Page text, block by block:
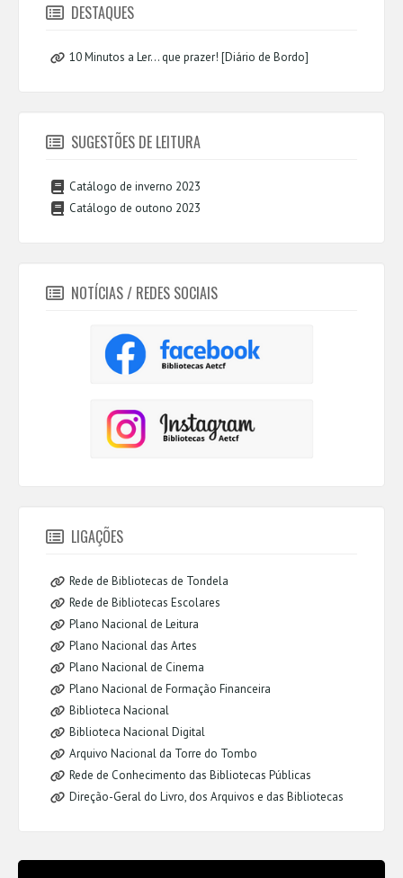
DESTAQUES
10 Minutos a Ler... que prazer! [Diário de Bordo]
SUGESTÕES DE LEITURA
Catálogo de inverno 2023
Catálogo de outono 2023
NOTÍCIAS / REDES SOCIAIS
LIGAÇÕES
Rede de Bibliotecas de Tondela
Rede de Bibliotecas Escolares
Plano Nacional de Leitura
Plano Nacional das Artes
Plano Nacional de Cinema
Plano Nacional de Formação Financeira
Biblioteca Nacional
Biblioteca Nacional Digital
Arquivo Nacional da Torre do Tombo
Rede de Conhecimento das Bibliotecas Públicas
Direção-Geral do Livro, dos Arquivos e das Bibliotecas